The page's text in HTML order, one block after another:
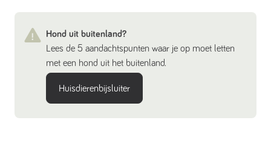
Hond uit buitenland?
Lees de 5 aandachtspunten waar je op moet letten
met een hond uit het buitenland.
Huisdierenbijsluiter